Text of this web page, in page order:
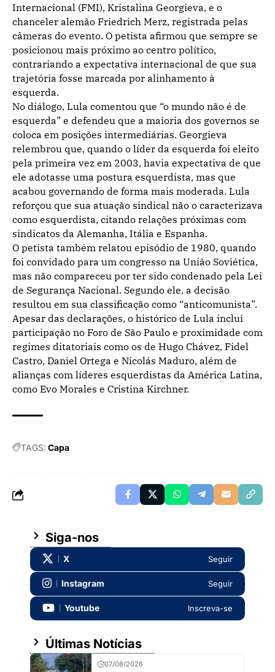
Internacional (FMI), Kristalina Georgieva, e o
chanceler alemão Friedrich Merz, registrada pelas
câmeras do evento. O petista afirmou que sempre se
posicionou mais próximo ao centro político,
contrariando a expectativa internacional de que sua
trajetória fosse marcada por alinhamento à
esquerda.
No diálogo, Lula comentou que “o mundo não é de
esquerda” e defendeu que a maioria dos governos se
coloca em posições intermediárias. Georgieva
relembrou que, quando o líder da esquerda foi eleito
pela primeira vez em 2003, havia expectativa de que
ele adotasse uma postura esquerdista, mas que
acabou governando de forma mais moderada. Lula
reforçou que sua atuação sindical não o caracterizava
como esquerdista, citando relações próximas com
sindicatos da Alemanha, Itália e Espanha.
O petista também relatou episódio de 1980, quando
foi convidado para um congresso na União Soviética,
mas não compareceu por ter sido condenado pela Lei
de Segurança Nacional. Segundo ele, a decisão
resultou em sua classificação como “anticomunista”.
Apesar das declarações, o histórico de Lula inclui
participação no Foro de São Paulo e proximidade com
regimes ditatoriais como os de Hugo Chávez, Fidel
Castro, Daniel Ortega e Nicolás Maduro, além de
alianças com líderes esquerdistas da América Latina,
como Evo Morales e Cristina Kirchner.
TAGS: Capa
Siga-nos
X Seguir
Instagram Seguir
Youtube Inscreva-se
Últimas Notícias
07/08/2026